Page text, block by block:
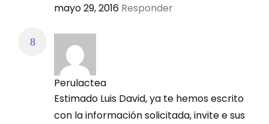
mayo 29, 2016 Responder
Perulactea
Estimado Luis David, ya te hemos escrito
con la información solicitada, invite e sus